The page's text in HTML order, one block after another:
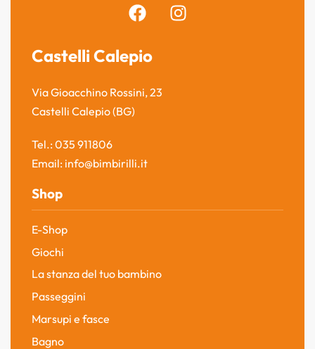
Castelli Calepio
Via Gioacchino Rossini, 23
Castelli Calepio (BG)
Tel.: 035 911806
Email: info@bimbirilli.it
Shop
E-Shop
Giochi
La stanza del tuo bambino
Passeggini
Marsupi e fasce
Bagno